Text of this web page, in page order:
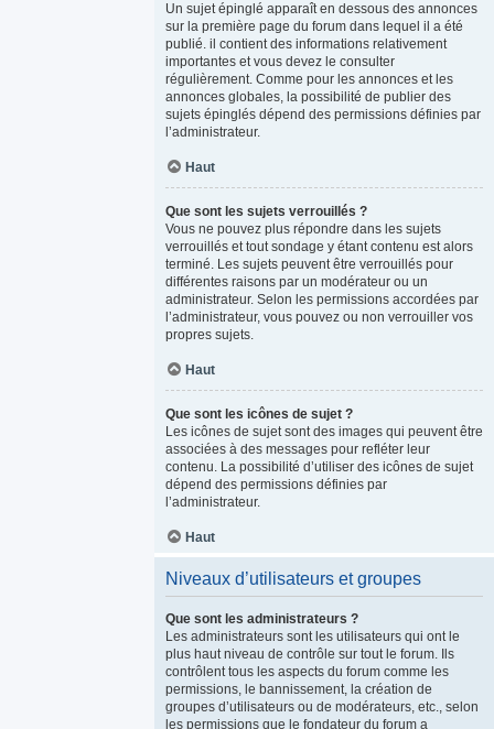
Un sujet épinglé apparaît en dessous des annonces
sur la première page du forum dans lequel il a été
publié. il contient des informations relativement
importantes et vous devez le consulter
régulièrement. Comme pour les annonces et les
annonces globales, la possibilité de publier des
sujets épinglés dépend des permissions définies par
l’administrateur.
Haut
Que sont les sujets verrouillés ?
Vous ne pouvez plus répondre dans les sujets
verrouillés et tout sondage y étant contenu est alors
terminé. Les sujets peuvent être verrouillés pour
différentes raisons par un modérateur ou un
administrateur. Selon les permissions accordées par
l’administrateur, vous pouvez ou non verrouiller vos
propres sujets.
Haut
Que sont les icônes de sujet ?
Les icônes de sujet sont des images qui peuvent être
associées à des messages pour refléter leur
contenu. La possibilité d’utiliser des icônes de sujet
dépend des permissions définies par
l’administrateur.
Haut
Niveaux d’utilisateurs et groupes
Que sont les administrateurs ?
Les administrateurs sont les utilisateurs qui ont le
plus haut niveau de contrôle sur tout le forum. Ils
contrôlent tous les aspects du forum comme les
permissions, le bannissement, la création de
groupes d’utilisateurs ou de modérateurs, etc., selon
les permissions que le fondateur du forum a